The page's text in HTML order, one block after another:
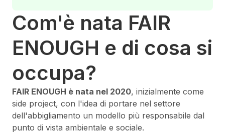
Com'è nata FAIR
ENOUGH e di cosa si
occupa?
FAIR ENOUGH è nata nel 2020, inizialmente come
side project, con l'idea di portare nel settore
dell'abbigliamento un modello più responsabile dal
punto di vista ambientale e sociale.